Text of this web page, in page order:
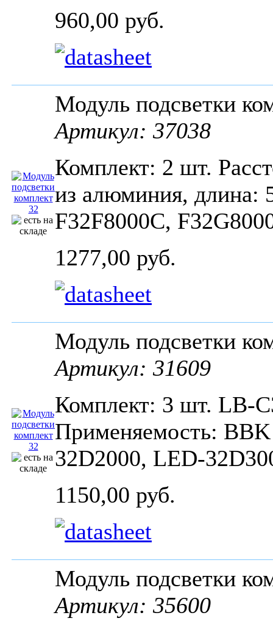
960,00 руб.
Модуль подсветки
Артикул: 37038
Комплект: 2 шт.
из алюминия, длина:
F32F8000C,
1277,00 руб.
Модуль подсветки
Артикул: 31609
Комплект: 3 шт. LB-
Применяемость:
32D2000, LED-
1150,00 руб.
Модуль подсветки
Артикул: 35600